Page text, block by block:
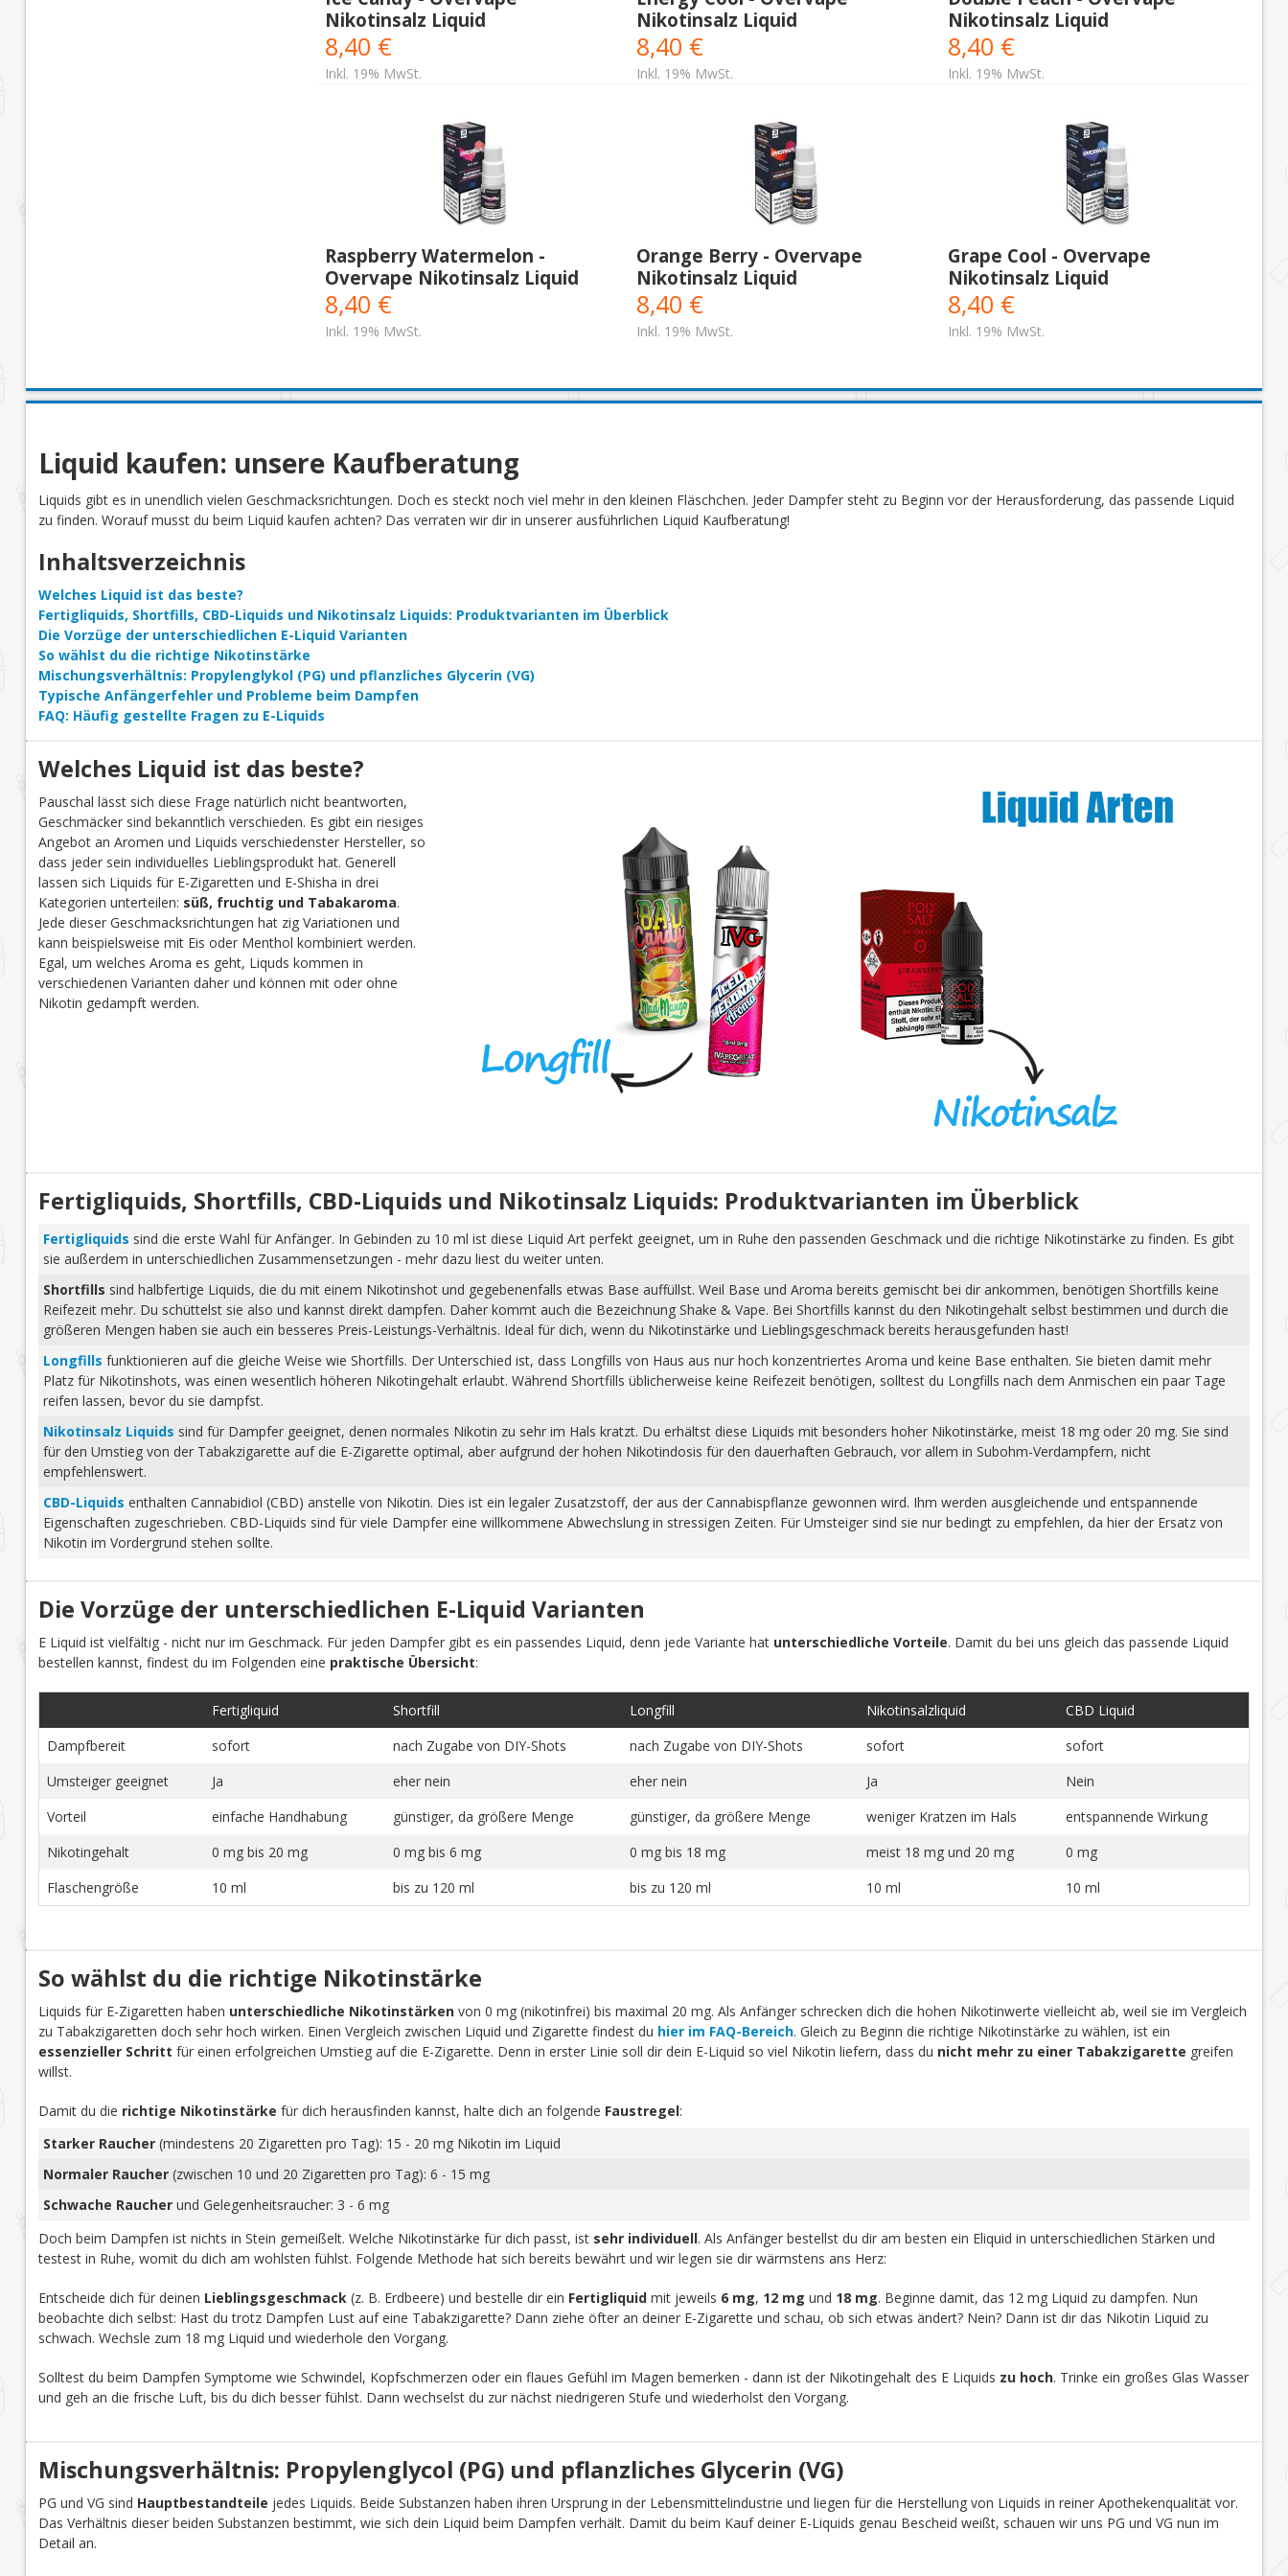
Nikotinsalz Liquid
8,40 €
Inkl. 19% MwSt.
Nikotinsalz Liquid
8,40 €
Inkl. 19% MwSt.
Nikotinsalz Liquid
8,40 €
Inkl. 19% MwSt.
Raspberry Watermelon -
Overvape Nikotinsalz Liquid
8,40 €
Inkl. 19% MwSt.
Orange Berry - Overvape
Nikotinsalz Liquid
8,40 €
Inkl. 19% MwSt.
Grape Cool - Overvape
Nikotinsalz Liquid
8,40 €
Inkl. 19% MwSt.
Liquid kaufen: unsere Kaufberatung
Liquids gibt es in unendlich vielen Geschmacksrichtungen. Doch es steckt noch viel mehr in den kleinen Fläschchen. Jeder Dampfer steht zu Beginn vor der Herausforderung, das passende Liquid
zu finden. Worauf musst du beim Liquid kaufen achten? Das verraten wir dir in unserer ausführlichen Liquid Kaufberatung!
Inhaltsverzeichnis
Welches Liquid ist das beste?
Fertigliquids, Shortfills, CBD-Liquids und Nikotinsalz Liquids: Produktvarianten im Überblick
Die Vorzüge der unterschiedlichen E-Liquid Varianten
So wählst du die richtige Nikotinstärke
Mischungsverhältnis: Propylenglykol (PG) und pflanzliches Glycerin (VG)
Typische Anfängerfehler und Probleme beim Dampfen
FAQ: Häufig gestellte Fragen zu E-Liquids
Welches Liquid ist das beste?
Pauschal lässt sich diese Frage natürlich nicht beantworten,
Geschmäcker sind bekanntlich verschieden. Es gibt ein riesiges
Angebot an Aromen und Liquids verschiedenster Hersteller, so
dass jeder sein individuelles Lieblingsprodukt hat. Generell
lassen sich Liquids für E-Zigaretten und E-Shisha in drei
Kategorien unterteilen: süß, fruchtig und Tabakaroma.
Jede dieser Geschmacksrichtungen hat zig Variationen und
kann beispielsweise mit Eis oder Menthol kombiniert werden.
Egal, um welches Aroma es geht, Liquds kommen in
verschiedenen Varianten daher und können mit oder ohne
Nikotin gedampft werden.
Fertigliquids, Shortfills, CBD-Liquids und Nikotinsalz Liquids: Produktvarianten im Überblick
Fertigliquids sind die erste Wahl für Anfänger. In Gebinden zu 10 ml ist diese Liquid Art perfekt geeignet, um in Ruhe den passenden Geschmack und die richtige Nikotinstärke zu finden. Es gibt
sie außerdem in unterschiedlichen Zusammensetzungen - mehr dazu liest du weiter unten.
Shortfills sind halbfertige Liquids, die du mit einem Nikotinshot und gegebenenfalls etwas Base auffüllst. Weil Base und Aroma bereits gemischt bei dir ankommen, benötigen Shortfills keine
Reifezeit mehr. Du schüttelst sie also und kannst direkt dampfen. Daher kommt auch die Bezeichnung Shake & Vape. Bei Shortfills kannst du den Nikotingehalt selbst bestimmen und durch die
größeren Mengen haben sie auch ein besseres Preis-Leistungs-Verhältnis. Ideal für dich, wenn du Nikotinstärke und Lieblingsgeschmack bereits herausgefunden hast!
Longfills funktionieren auf die gleiche Weise wie Shortfills. Der Unterschied ist, dass Longfills von Haus aus nur hoch konzentriertes Aroma und keine Base enthalten. Sie bieten damit mehr
Platz für Nikotinshots, was einen wesentlich höheren Nikotingehalt erlaubt. Während Shortfills üblicherweise keine Reifezeit benötigen, solltest du Longfills nach dem Anmischen ein paar Tage
reifen lassen, bevor du sie dampfst.
Nikotinsalz Liquids sind für Dampfer geeignet, denen normales Nikotin zu sehr im Hals kratzt. Du erhältst diese Liquids mit besonders hoher Nikotinstärke, meist 18 mg oder 20 mg. Sie sind
für den Umstieg von der Tabakzigarette auf die E-Zigarette optimal, aber aufgrund der hohen Nikotindosis für den dauerhaften Gebrauch, vor allem in Subohm-Verdampfern, nicht
empfehlenswert.
CBD-Liquids enthalten Cannabidiol (CBD) anstelle von Nikotin. Dies ist ein legaler Zusatzstoff, der aus der Cannabispflanze gewonnen wird. Ihm werden ausgleichende und entspannende
Eigenschaften zugeschrieben. CBD-Liquids sind für viele Dampfer eine willkommene Abwechslung in stressigen Zeiten. Für Umsteiger sind sie nur bedingt zu empfehlen, da hier der Ersatz von
Nikotin im Vordergrund stehen sollte.
Die Vorzüge der unterschiedlichen E-Liquid Varianten
E Liquid ist vielfältig - nicht nur im Geschmack. Für jeden Dampfer gibt es ein passendes Liquid, denn jede Variante hat unterschiedliche Vorteile. Damit du bei uns gleich das passende Liquid
bestellen kannst, findest du im Folgenden eine praktische Übersicht:
Fertigliquid Shortfill Longfill Nikotinsalzliquid
CBD Liquid
Dampfbereit
sofort nach Zugabe von DIY-Shots nach Zugabe von DIY-Shots sofort
sofort
Umsteiger geeignet
Ja eher nein eher nein Ja
Nein
Vorteil
einfache Handhabung günstiger, da größere Menge günstiger, da größere Menge weniger Kratzen im Hals
entspannende Wirkung
Nikotingehalt
0 mg bis 20 mg 0 mg bis 6 mg 0 mg bis 18 mg meist 18 mg und 20 mg
0 mg
Flaschengröße
10 ml bis zu 120 ml bis zu 120 ml 10 ml 10 ml
So wählst du die richtige Nikotinstärke
Liquids für E-Zigaretten haben unterschiedliche Nikotinstärkenvon 0 mg (nikotinfrei) bis maximal 20 mg. Als Anfänger schrecken dich die hohen Nikotinwerte vielleicht ab, weil sie im Vergleich
zu Tabakzigaretten doch sehr hoch wirken. Einen Vergleich zwischen Liquid und Zigarette findest du hier im FAQ-Bereich. Gleich zu Beginn die richtige Nikotinstärke zu wählen, ist ein
essenzieller Schritt für einen erfolgreichen Umstieg auf die E-Zigarette. Denn in erster Linie soll dir dein E-Liquid so viel Nikotin liefern, dass du nicht mehr zu einer Tabakzigarette greifen
willst.
Damit du die richtige Nikotinstärke für dich herausfinden kannst, halte dich an folgende Faustregel:
Starker Raucher(mindestens 20 Zigaretten pro Tag): 15 - 20 mg Nikotin im Liquid
Normaler Raucher(zwischen 10 und 20 Zigaretten pro Tag): 6 - 15 mg
Schwache Raucherund Gelegenheitsraucher: 3 - 6 mg
Doch beim Dampfen ist nichts in Stein gemeißelt. Welche Nikotinstärke für dich passt, ist sehr individuell. Als Anfänger bestellst du dir am besten ein Eliquid in unterschiedlichen Stärken und
testest in Ruhe, womit du dich am wohlsten fühlst. Folgende Methode hat sich bereits bewährt und wir legen sie dir wärmstens ans Herz:
Entscheide dich für deinen Lieblingsgeschmack(z. B. Erdbeere) und bestelle dir ein Fertigliquidmit jeweils 6 mg, 12 mg und 18 mg. Beginne damit, das 12 mg Liquid zu dampfen. Nun
beobachte dich selbst: Hast du trotz Dampfen Lust auf eine Tabakzigarette? Dann ziehe öfter an deiner E-Zigarette und schau, ob sich etwas ändert? Nein? Dann ist dir das Nikotin Liquid zu
schwach. Wechsle zum 18 mg Liquid und wiederhole den Vorgang.
Solltest du beim Dampfen Symptome wie Schwindel, Kopfschmerzen oder ein flaues Gefühl im Magen bemerken - dann ist der Nikotingehalt des E Liquids zu hoch. Trinke ein großes Glas Wasser
und geh an die frische Luft, bis du dich besser fühlst. Dann wechselst du zur nächst niedrigeren Stufe und wiederholst den Vorgang.
Mischungsverhältnis: Propylenglycol (PG) und pflanzliches Glycerin (VG)
PG und VG sind Hauptbestandteile jedes Liquids. Beide Substanzen haben ihren Ursprung in der Lebensmittelindustrie und liegen für die Herstellung von Liquids in reiner Apothekenqualität vor.
Das Verhältnis dieser beiden Substanzen bestimmt, wie sich dein Liquid beim Dampfen verhält. Damit du beim Kauf deiner E-Liquids genau Bescheid weißt, schauen wir uns PG und VG nun im
Detail an.